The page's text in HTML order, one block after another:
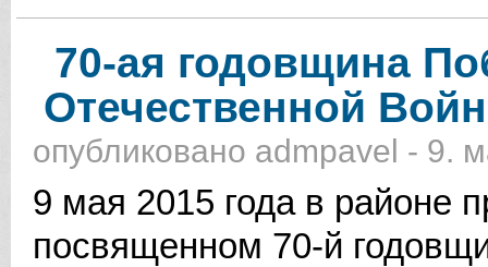
70-ая годовщина
Отечественной
опубликовано admpavel - 9.
9 мая 2015 года в районе
посвященном 70-й